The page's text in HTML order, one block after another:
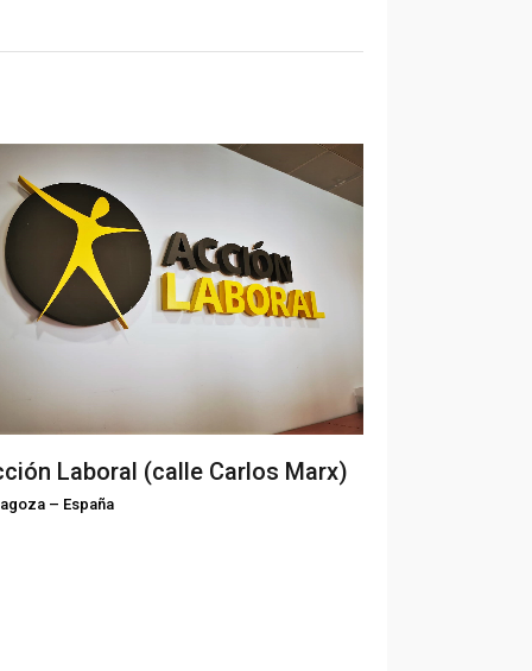
Laboral (calle Carlos Marx)
– España